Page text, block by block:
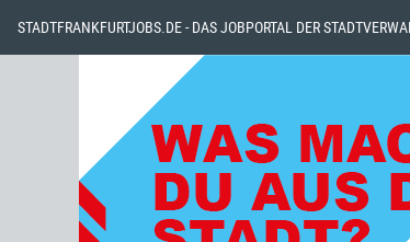
STADTFRANKFURTJOBS.DE - DAS JOBPORTAL DER